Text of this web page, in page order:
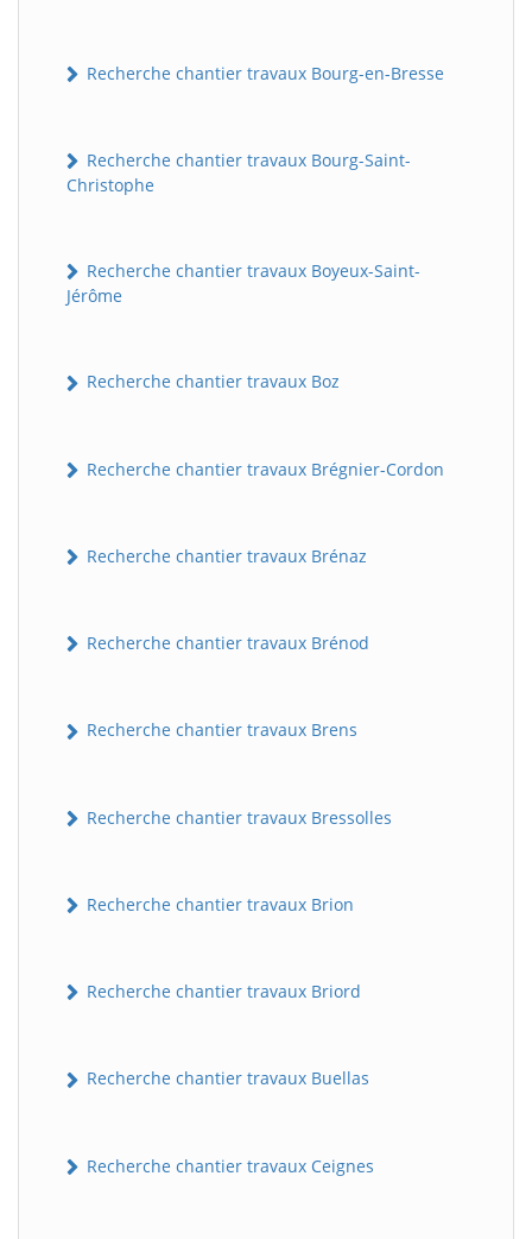
Recherche chantier travaux Bourg-en-Bresse
Recherche chantier travaux Bourg-Saint-
Christophe
Recherche chantier travaux Boyeux-Saint-
Jérôme
Recherche chantier travaux Boz
Recherche chantier travaux Brégnier-Cordon
Recherche chantier travaux Brénaz
Recherche chantier travaux Brénod
Recherche chantier travaux Brens
Recherche chantier travaux Bressolles
Recherche chantier travaux Brion
Recherche chantier travaux Briord
Recherche chantier travaux Buellas
Recherche chantier travaux Ceignes